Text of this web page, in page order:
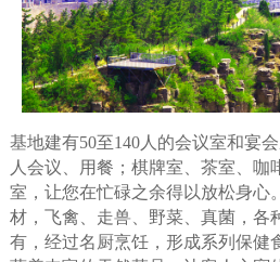
基地建有50至140人的会议室和宴
人会议、用餐；棋牌室、茶室、咖
室，让您在忙碌之余得以放松身心
材，飞禽、走兽、野菜、真菌，各
有，经过名厨烹饪，形成系列保健